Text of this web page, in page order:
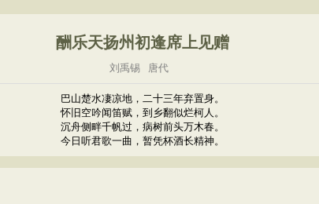
酬乐天扬州初逢席上见赠
刘禹锡 唐代
巴山楚水凄凉地，二十三年弃置身。
怀旧空吟闻笛赋，到乡翻似烂柯人。
沉舟侧畔千帆过，病树前头万木春。
今日听君歌一曲，暂凭杯酒长精神。